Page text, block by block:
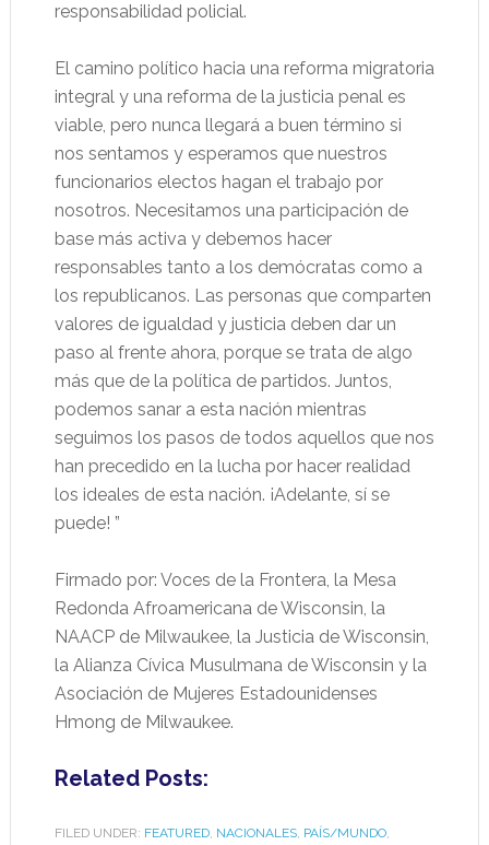
responsabilidad policial.
El camino político hacia una reforma migratoria
integral y una reforma de la justicia penal es
viable, pero nunca llegará a buen término si
nos sentamos y esperamos que nuestros
funcionarios electos hagan el trabajo por
nosotros. Necesitamos una participación de
base más activa y debemos hacer
responsables tanto a los demócratas como a
los republicanos. Las personas que comparten
valores de igualdad y justicia deben dar un
paso al frente ahora, porque se trata de algo
más que de la política de partidos. Juntos,
podemos sanar a esta nación mientras
seguimos los pasos de todos aquellos que nos
han precedido en la lucha por hacer realidad
los ideales de esta nación. ¡Adelante, sí se
puede! ”
Firmado por: Voces de la Frontera, la Mesa
Redonda Afroamericana de Wisconsin, la
NAACP de Milwaukee, la Justicia de Wisconsin,
la Alianza Cívica Musulmana de Wisconsin y la
Asociación de Mujeres Estadounidenses
Hmong de Milwaukee.
Related Posts:
FILED UNDER: FEATURED, NACIONALES, PAÍS/MUNDO,